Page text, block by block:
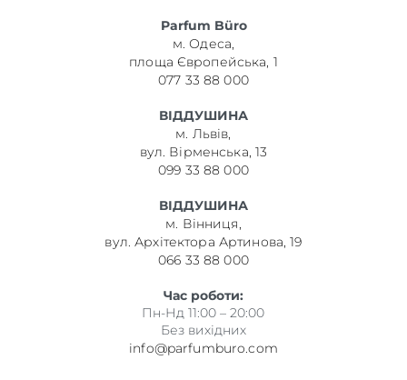
Parfum Büro
м. Одеса,
площа Європейська, 1
077 33 88 000
ВІДДУШИНА
м. Львів,
вул. Вірменська, 13
099 33 88 000
ВІДДУШИНА
м. Вінниця,
вул. Архітектора Артинова, 19
066 33 88 000
Час роботи:
Пн-Нд 11:00 – 20:00
Без вихідних
info@parfumburo.com